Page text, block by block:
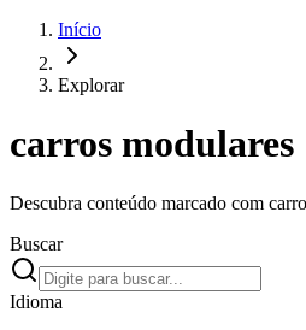
Início
Explorar
carros modulares
Descubra conteúdo marcado com
Buscar
Idioma